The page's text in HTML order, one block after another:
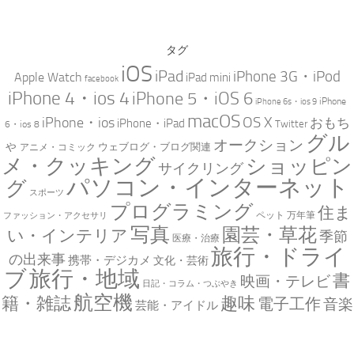
タグ
Apple Watch facebook iOS iPad iPad mini iPhone 3G・iPod
iPhone 4・ios 4iPhone 5・iOS 6 iPhone 6s・ios 9 iPhone
6・ios 8 iPhone・ios iPhone・iPad macOS OS X Twitter おもち
ゃ アニメ・コミック ウェブログ・ブログ関連 オークション グル
メ・クッキングサイクリング ショッピン
グ スポーツ パソコン・インターネット
ファッション・アクセサリ プログラミング ペット 万年筆 住ま
い・インテリア 写真 医療・治療 園芸・草花季節
の出来事携帯・デジカメ 文化・芸術 旅行・ドライ
ブ旅行・地域 日記・コラム・つぶやき 映画・テレビ書
籍・雑誌航空機 芸能・アイドル 趣味 電子工作音楽